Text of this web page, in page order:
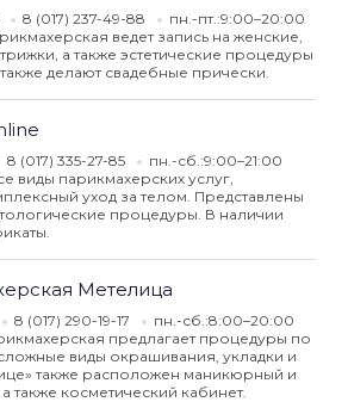
8 (017) 237-49-88
пн.-пт.:9:00–20:00
ведет запись на женские,
а также эстетические процедуры
делают свадебные прически.
8 (017) 335-27-85
пн.-сб.:9:00–21:00
виды парикмахерских услуг,
уход за телом. Представлены
процедуры. В наличии
Метелица
8 (017) 290-19-17
пн.-сб.:8:00–20:00
предлагает процедуры по
виды окрашивания, укладки и
также расположен маникюрный и
также косметический кабинет.